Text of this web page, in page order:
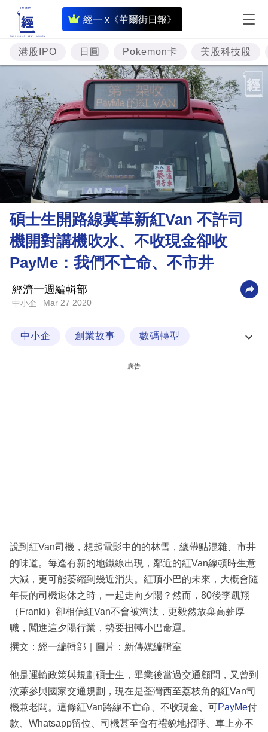
經一 x《華爾街日報》
即
時
財
經
專
題
資
樓
市
理
財
商
業
科
技
場
港股IPO 日圓 Pokemon卡 美股科技股
碩士生開路線冀革新紅Van 不許司
機開對講機吹水、不收現金卻收
PayMe：我們不亡命、不市井
經濟一週編輯部
中小企 Mar 27 2020
中小企 創業故事 數碼轉型
廣告
說到紅Van司機，想起電影中的的林雪，總帶點混雜、市井
的味道。每逢有新的地鐵線出現，鄰近的紅Van線頓時生意
大減，更可能萎縮到幾近消失。紅頂小巴的未來，大概會隨
年長的司機退休之時，一起走向夕陽？然而，80後李凱翔
（Franki）卻相信紅Van不會被淘汰，更毅然放棄高薪厚
職，闖進這夕陽行業，勢要扭轉小巴命運。
撰文：經一編輯部｜圖片：新傳媒編輯室
他是運輸政策與規劃碩士生，畢業後當過交通顧問，又曾到
汶萊參與國家交通規劃，現在是荃灣西至荔枝角的紅Van司
機兼老闆。這條紅Van路線不亡命、不收現金、可PayMe付
款、Whatsapp留位、司機甚至會有禮貌地招呼、車上亦不